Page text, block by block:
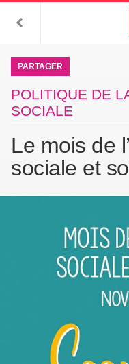
PARTAGER
POLITIQUE DE
SOCIALE
Le mois de
sociale et